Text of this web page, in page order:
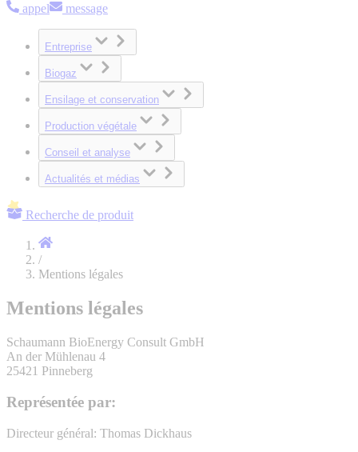
appel message
Entreprise
Biogaz
Ensilage et conservation
Production végétale
Conseil et analyse
Actualités et médias
Recherche de produit
/
Mentions légales
Mentions légales
Schaumann BioEnergy Consult GmbH
An der Mühlenau 4
25421 Pinneberg
Représentée par:
Directeur général: Thomas Dickhaus